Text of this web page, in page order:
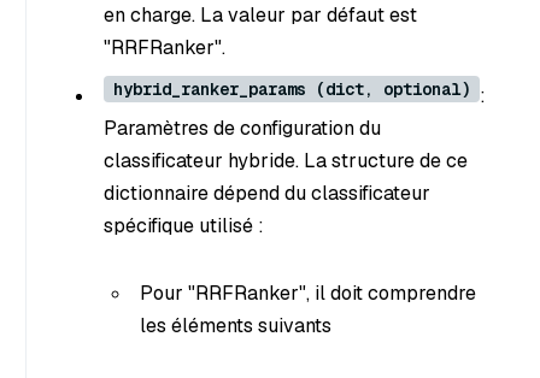
en charge. La valeur par défaut est
"RRFRanker".
hybrid_ranker_params (dict, optional) :
Paramètres de configuration du
classificateur hybride. La structure de ce
dictionnaire dépend du classificateur
spécifique utilisé :
Pour "RRFRanker", il doit comprendre
les éléments suivants